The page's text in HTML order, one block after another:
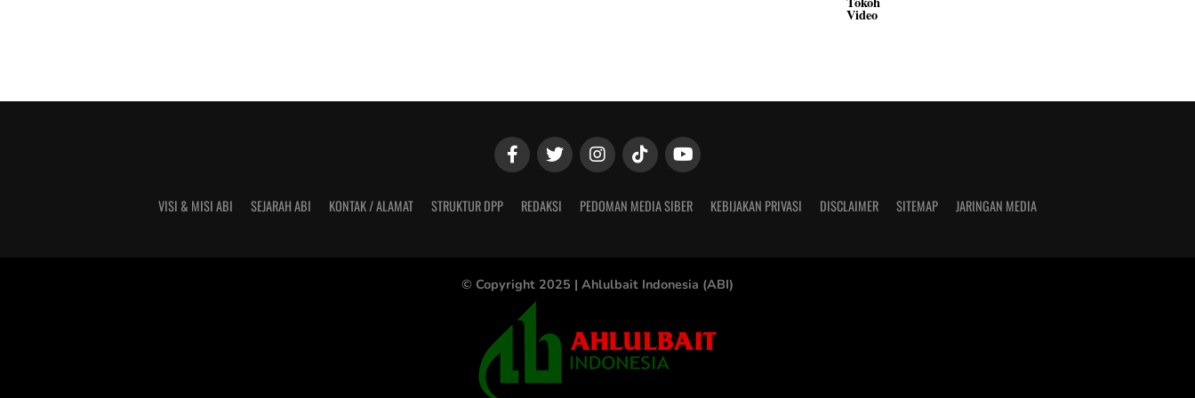
Video
VISI & MISI ABI SEJARAH ABI KONTAK / ALAMAT STRUKTUR DPP REDAKSI PEDOMAN MEDIA SIBER KEBIJAKAN PRIVASI DISCLAIMER SITEMAP JARINGAN MEDIA
© Copyright 2025 | Ahlulbait Indonesia (ABI)